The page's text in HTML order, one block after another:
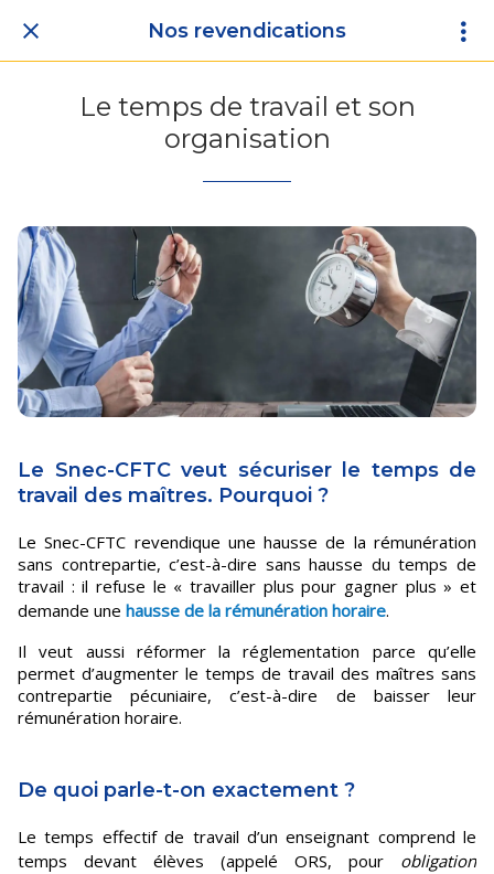
Nos revendications
Le temps de travail et son
organisation
Le Snec-CFTC veut sécuriser le temps de
travail des maîtres. Pourquoi ?
Le Snec-CFTC revendique une hausse de la rémunération
sans contrepartie, c’est-à-dire sans hausse du temps de
travail : il refuse le « travailler plus pour gagner plus » et
demande une hausse de la rémunération horaire.
Il veut aussi réformer la réglementation parce qu’elle
permet d’augmenter le temps de travail des maîtres sans
contrepartie pécuniaire, c’est-à-dire de baisser leur
rémunération horaire.
De quoi parle-t-on exactement ?
Le temps effectif de travail d’un enseignant comprend le
temps devant élèves (appelé ORS, pour obligation